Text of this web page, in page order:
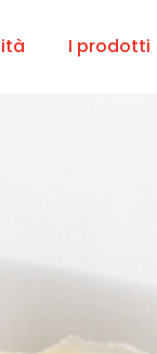
I prodotti